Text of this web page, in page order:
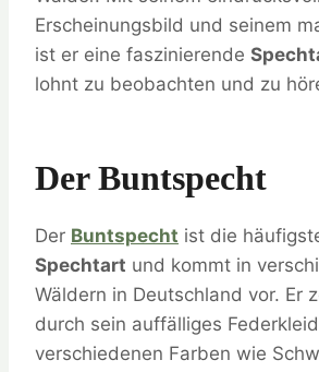
Erscheinungsbild und seinem
ist er eine faszinierende
lohnt zu beobachten und zu
Der Buntspecht
Der Buntspecht ist die
Spechtart und kommt in
Wäldern in Deutschland vor. Er
durch sein auffälliges
verschiedenen Farben wie